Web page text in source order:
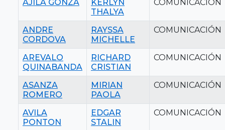
AJILA GONZA
KERLYN
THALYA
COMUNICACIÓN
ANDRE
CORDOVA
RAYSSA
MICHELLE
COMUNICACIÓN
AREVALO
QUINABANDA
RICHARD
CRISTIAN
COMUNICACIÓN
ASANZA
ROMERO
MIRIAN
PAOLA
COMUNICACIÓN
AVILA
PONTON
EDGAR
STALIN
COMUNICACIÓN